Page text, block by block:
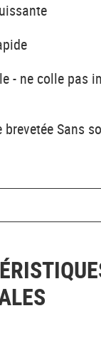
- ne colle pas
brevetée Sans